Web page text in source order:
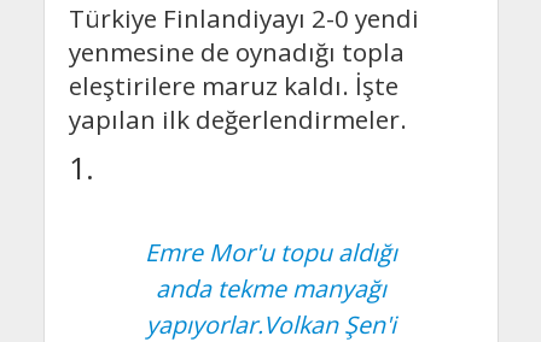
Türkiye Finlandiyayı 2-0 yendi
yenmesine de oynadığı topla
eleştirilere maruz kaldı. İşte
yapılan ilk değerlendirmeler.
1.
Emre Mor'u topu aldığı
anda tekme manyağı
yapıyorlar.Volkan Şen'i